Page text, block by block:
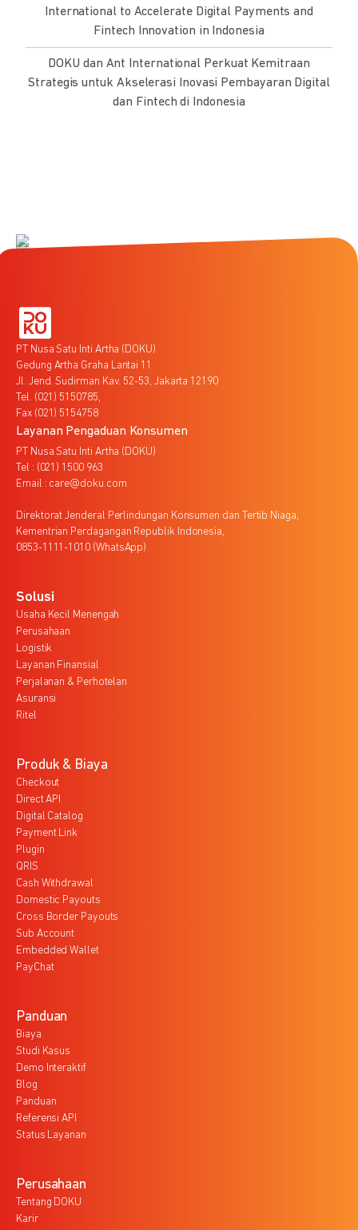
International to Accelerate Digital Payments and
Fintech Innovation in Indonesia
DOKU dan Ant International Perkuat Kemitraan
Strategis untuk Akselerasi Inovasi Pembayaran Digital
dan Fintech di Indonesia
PT Nusa Satu Inti Artha (DOKU)
Gedung Artha Graha Lantai 11
Jl. Jend. Sudirman Kav. 52-53, Jakarta 12190
Tel. (021) 5150785,
Fax (021) 5154758
Layanan Pengaduan Konsumen
PT Nusa Satu Inti Artha (DOKU)
Tel : (021) 1500 963
Email : care@doku.com
Direktorat Jenderal Perlindungan Konsumen dan Tertib Niaga,
Kementrian Perdagangan Republik Indonesia,
0853-1111-1010 (WhatsApp)
Solusi
Usaha Kecil Menengah
Perusahaan
Logistik
Layanan Finansial
Perjalanan & Perhotelan
Asuransi
Ritel
Produk & Biaya
Checkout
Direct API
Digital Catalog
Payment Link
Plugin
QRIS
Cash Withdrawal
Domestic Payouts
Cross Border Payouts
Sub Account
Embedded Wallet
PayChat
Panduan
Biaya
Studi Kasus
Demo Interaktif
Blog
Panduan
Referensi API
Status Layanan
Perusahaan
Tentang DOKU
Karir